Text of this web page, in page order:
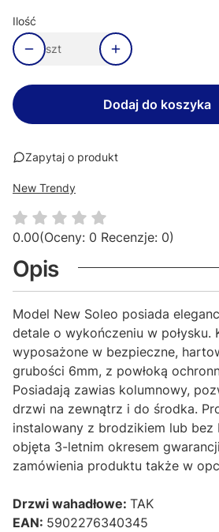
Ilość
szt
Dodaj do koszyka
Zapytaj o produkt
New Trendy
0.00(Oceny: 0 Recenzje: 0)
Opis
Model New Soleo posiada
detale o wykończeniu w połysku.
wyposażone w bezpieczne,
grubości 6mm, z powłoką
Posiadają zawias kolumnowy,
drzwi na zewnątrz i do środka.
instalowany z brodzikiem lub bez
objęta 3-letnim okresem
zamówienia produktu także w
Drzwi wahadłowe: TAK
EAN: 5902276340345